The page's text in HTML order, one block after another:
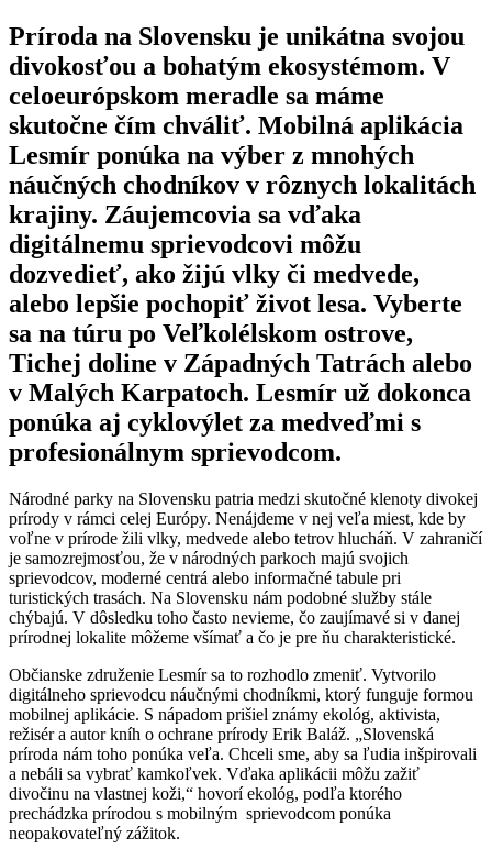
Príroda na Slovensku je unikátna svojou
divokosťou a bohatým ekosystémom. V
celoeurópskom meradle sa máme
skutočne čím chváliť. Mobilná aplikácia
Lesmír ponúka na výber z mnohých
náučných chodníkov v rôznych lokalitách
krajiny. Záujemcovia sa vďaka
digitálnemu sprievodcovi môžu
dozvedieť, ako žijú vlky či medvede,
alebo lepšie pochopiť život lesa. Vyberte
sa na túru po Veľkolélskom ostrove,
Tichej doline v Západných Tatrách alebo
v Malých Karpatoch. Lesmír už dokonca
ponúka aj cyklovýlet za medveďmi s
profesionálnym sprievodcom.
Národné parky na Slovensku patria medzi skutočné klenoty divokej
prírody v rámci celej Európy. Nenájdeme v nej veľa miest, kde by
voľne v prírode žili vlky, medvede alebo tetrov hlucháň. V zahraničí
je samozrejmosťou, že v národných parkoch majú svojich
sprievodcov, moderné centrá alebo informačné tabule pri
turistických trasách. Na Slovensku nám podobné služby stále
chýbajú. V dôsledku toho často nevieme, čo zaujímavé si v danej
prírodnej lokalite môžeme všímať a čo je pre ňu charakteristické.
Občianske združenie Lesmír sa to rozhodlo zmeniť. Vytvorilo
digitálneho sprievodcu náučnými chodníkmi, ktorý funguje formou
mobilnej aplikácie. S nápadom prišiel známy ekológ, aktivista,
režisér a autor kníh o ochrane prírody Erik Baláž. „Slovenská
príroda nám toho ponúka veľa. Chceli sme, aby sa ľudia inšpirovali
a nebáli sa vybrať kamkoľvek. Vďaka aplikácii môžu zažiť
divočinu na vlastnej koži,“ hovorí ekológ, podľa ktorého
prechádzka prírodou s mobilným sprievodcom ponúka
neopakovateľný zážitok.